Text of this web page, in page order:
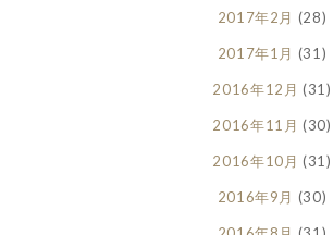
2017年2月 (28)
2017年1月 (31)
2016年12月 (31)
2016年11月 (30)
2016年10月 (31)
2016年9月 (30)